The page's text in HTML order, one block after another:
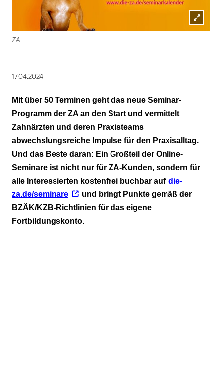
Lightbox
ZA
17.04.2024
Mit über 50 Terminen geht das neue Seminar-
Programm der ZA an den Start und vermittelt
Zahnärzten und deren Praxisteams
abwechslungsreiche Impulse für den Praxisalltag.
Und das Beste daran: Ein Großteil der Online-
Seminare ist nicht nur für ZA-Kunden, sondern für
alle Interessierten kostenfrei buchbar auf die-
za.de/seminare
und bringt Punkte gemäß der
BZÄK/KZB-Richtlinien für das eigene
Fortbildungskonto.